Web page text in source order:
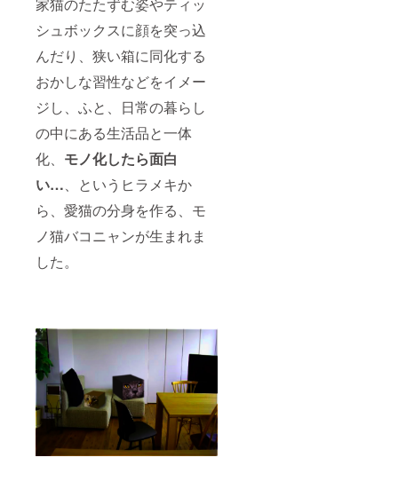
シュボックスに顔を突っ込
んだり、狭い箱に同化する
おかしな習性などをイメー
ジし、ふと、日常の暮らし
の中にある生活品と一体
化、 モノ化したら面白
い…、というヒラメキか
ら、愛猫の分身を作る、モ
ノ猫バコニャンが生まれま
した。